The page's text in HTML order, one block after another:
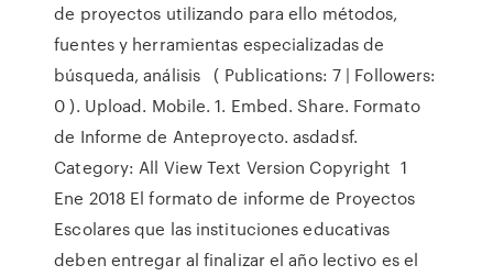
de proyectos utilizando para ello métodos,
fuentes y herramientas especializadas de
búsqueda, análisis ( Publications: 7 | Followers:
0 ). Upload. Mobile. 1. Embed. Share. Formato
de Informe de Anteproyecto. asdadsf.
Category: All View Text Version Copyright 1
Ene 2018 El formato de informe de Proyectos
Escolares que las instituciones educativas
deben entregar al finalizar el año lectivo es el